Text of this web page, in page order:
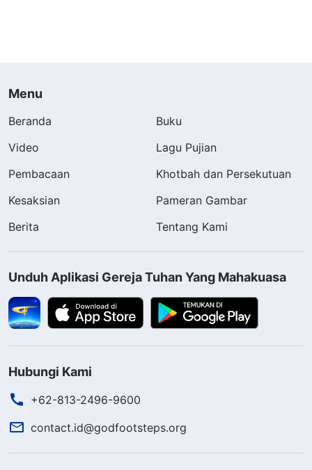
Menu
Beranda
Buku
Video
Lagu Pujian
Pembacaan
Khotbah dan Persekutuan
Kesaksian
Pameran Gambar
Berita
Tentang Kami
Unduh Aplikasi Gereja Tuhan Yang Mahakuasa
Hubungi Kami
+62-813-2496-9600
contact.id@godfootsteps.org